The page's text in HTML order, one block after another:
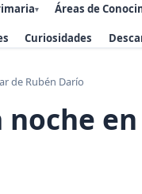
▾ Áreas de
Curiosidades
de Rubén Darío
noche